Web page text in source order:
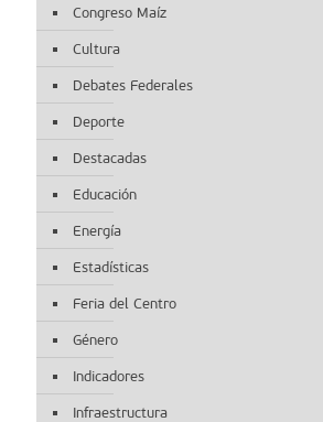
Congreso Maíz
Cultura
Debates Federales
Deporte
Destacadas
Educación
Energía
Estadísticas
Feria del Centro
Género
Indicadores
Infraestructura